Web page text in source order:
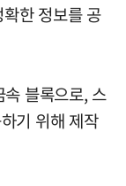
한 정보를 공
블록으로, 스
기 위해 제작